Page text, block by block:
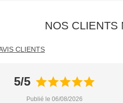
NOS CLIENTS
CLIENTS
5/5
Publié le 06/08/2026